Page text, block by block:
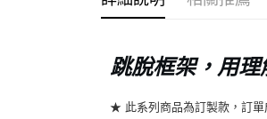
跳脫框架，用理
★ 此系列商品為訂製款，訂單